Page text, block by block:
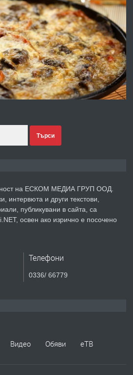
преди 1 година
поход "По стъпките на Ангел
преди 1 година
на малки детайли за
преди 1 година
апартамент - гр.
Търси
на ЕСКОМ МЕДИА ГРУП ООД.
интервюта и други текстови,
публикувани в сайта, са
освен ако изрично е посочено
Телефони
0336/ 66779
Видео Обяви
еТВ